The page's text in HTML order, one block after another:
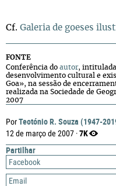
PorTeotónio R. Souza (1947-
12 de março de 2007 ·7K
Partilhar
Facebook
Email
Cf. Galeria de goeses
FONTE
Conferência do autor,
desenvolvimento cultural e
Goa», na sessão de
realizada na Sociedade de
2007